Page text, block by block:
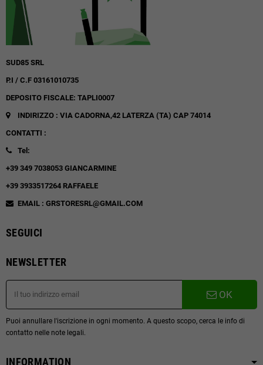
SUD85 SRL
P.I / C.F 03161010735
DEPOSITO FISCALE: TAPLI0007
INDIRIZZO : VIA CADORNA,42 LATERZA (TA) CAP 74014
CONTATTI :
Tel:
+39 349 7038053 GIANCARMINE
+39 3933517264 RAFFAELE
EMAIL : GRSTORESRL@GMAIL.COM
SEGUICI
NEWSLETTER
OK
Puoi annullare l'iscrizione in ogni momento. A questo scopo, cerca le info di
contatto nelle note legali.
INFORMATION